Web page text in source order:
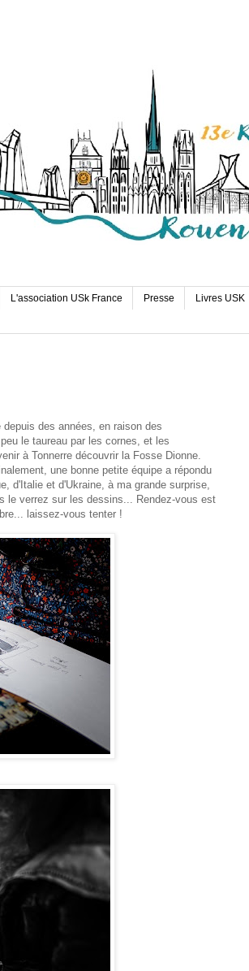
L'association USk France Presse Livres USK
des années, en raison des
le taureau par les cornes, et les
à Tonnerre découvrir la Fosse Dionne.
une bonne petite équipe a répondu
d'Italie et d'Ukraine, à ma grande surprise,
le verrez sur les dessins... Rendez-vous est
laissez-vous tenter !